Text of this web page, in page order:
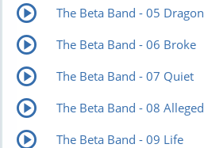
The Beta Band - 05 Dragon
The Beta Band - 06 Broke
The Beta Band - 07 Quiet
The Beta Band - 08 Alleged
The Beta Band - 09 Life